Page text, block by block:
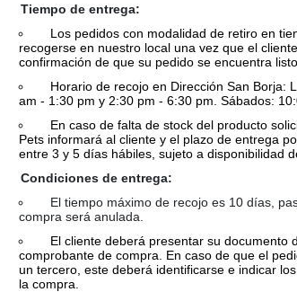
Tiempo de entrega:
Los pedidos con modalidad de retiro en
recogerse en nuestro local una vez que el
confirmación de que su pedido se encuentra
Horario de recojo en Dirección San Borja:
am - 1:30 pm y 2:30 pm - 6:30 pm. Sábados:
En caso de falta de stock del producto
Pets informará al cliente y el plazo de entrega
entre 3 y 5 días hábiles, sujeto a disponibilidad
Condiciones de entrega:
El tiempo máximo de recojo es 10 días,
compra será anulada.
El cliente deberá presentar su documento
comprobante de compra. En caso de que el
un tercero, este deberá identificarse e indicar
la compra.